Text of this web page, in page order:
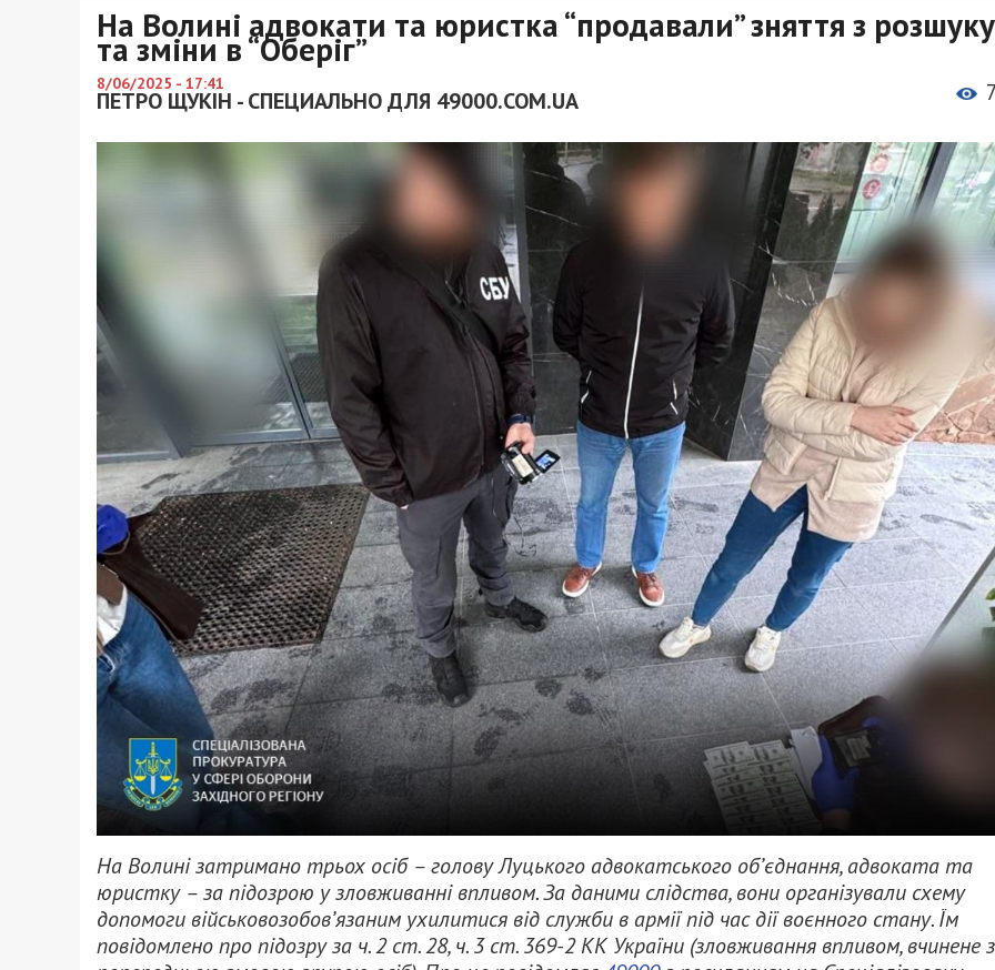
На Волині адвокати та юристка “продавали” зняття з розшуку
та зміни в “Оберіг”
8/06/2025 - 17:41
ПЕТРО ЩУКІН - СПЕЦИАЛЬНО ДЛЯ 49000.COM.UA
На Волині затримано трьох осіб – голову Луцького адвокатського об’єднання, адвоката та
юристку – за підозрою у зловживанні впливом. За даними слідства, вони організували схему
допомоги військовозобов’язаним ухилитися від служби в армії під час дії воєнного стану. Їм
повідомлено про підозру за ч. 2 ст. 28, ч. 3 ст. 369-2 КК України (зловживання впливом, вчинене